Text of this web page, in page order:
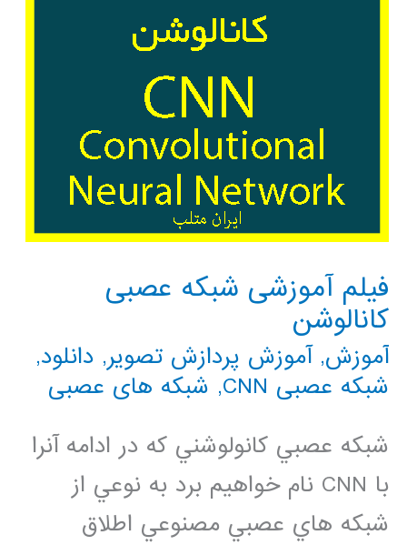
فیلم آموزشی شبکه عصبی
کانالوشن
آموزش,آموزش پردازش تصویر, دانلود,
شبکه عصبی CNN
, شبکه های عصبی
شبکه عصبي کانولوشني که در ادامه آنرا
با CNN نام خواهيم برد به نوعي از
شبکه هاي عصبي مصنوعي اطلاق